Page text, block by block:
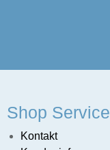
Shop Service
Kontakt